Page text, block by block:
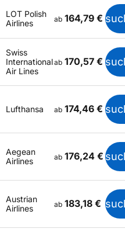
LOT Polish
Airlines
ab 164,79 €
Swiss
International
Air Lines
ab 170,57 €
Lufthansa ab 174,46 €
Aegean
Airlines
ab 176,24 €
Austrian
Airlines
ab 183,18 €